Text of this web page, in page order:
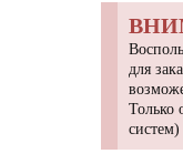
для
Только